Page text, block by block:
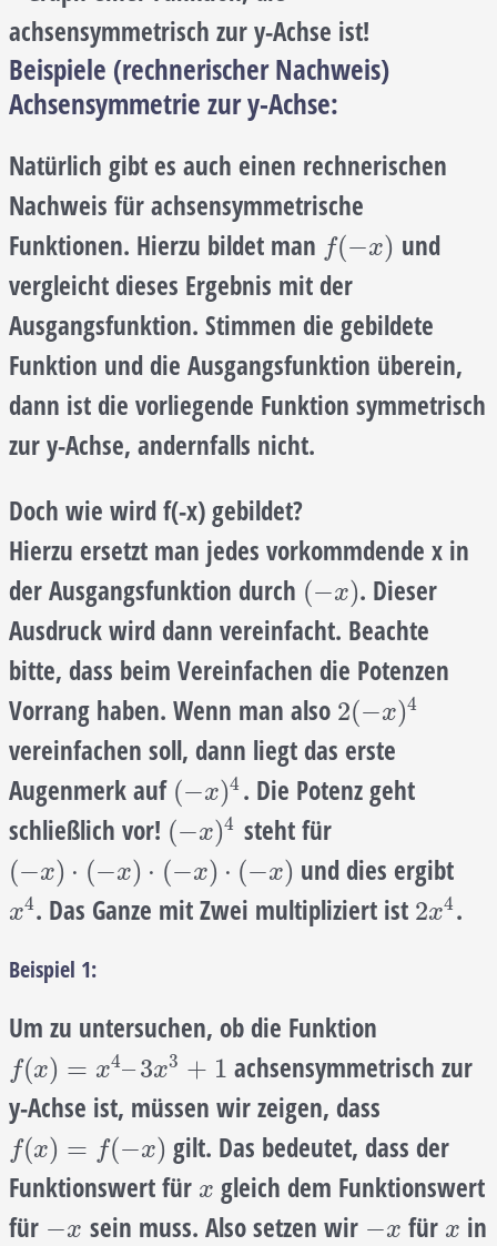
Beispiele (rechnerischer Nachweis)
Achsensymmetrie zur y-Achse:
Natürlich gibt es auch einen rechnerischen
Nachweis für achsensymmetrische
Funktionen. Hierzu bildet man f(−x)
f(−x)
und
vergleicht dieses Ergebnis mit der
Ausgangsfunktion. Stimmen die gebildete
Funktion und die Ausgangsfunktion überein,
dann ist die vorliegende Funktion symmetrisch
zur y-Achse, andernfalls nicht.
Doch wie wird f(-x) gebildet?
Hierzu ersetzt man jedes vorkommdende x in
der Ausgangsfunktion durch (−x)
(−x) . Dieser
Ausdruck wird dann vereinfacht. Beachte
bitte, dass beim Vereinfachen die Potenzen
Vorrang haben. Wenn man also 2(−x)4
2(−x)4
vereinfachen soll, dann liegt das erste
Augenmerk auf (−x)4
(−x)4
. Die Potenz geht
schließlich vor! (−x)4
(−x)4 steht für
(−x) ⋅ (−x) ⋅ (−x) ⋅ (−x)
(−x)⋅(− x )⋅(−x)⋅ ( x) und dies ergibt
x4
x4. Das Ganze mit Zwei multipliziert ist 2x4
2x4.
Beispiel 1:
Um zu untersuchen, ob die Funktion
f(x) = x4–3x3 + 1
f(x)=x 4– 3x3+1
achsensymmetrisch zur
y-Achse ist, müssen wir zeigen, dass
f(x) = f(−x)
f(x)=f (−x
gilt. Das bedeutet, dass der
Funktionswert für x
x gleich dem Funktionswert
für −x
−x sein muss. Also setzen wir −x
−x für x
x in